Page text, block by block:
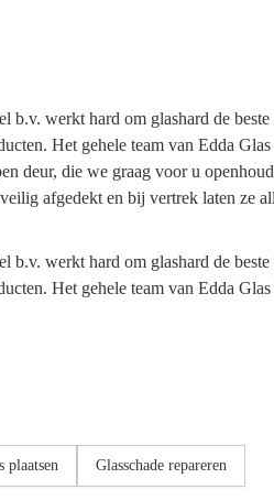
b.v. werkt hard om glashard de
Het gehele team van Edda
deur, die we graag voor u
afgedekt en bij vertrek laten ze
b.v. werkt hard om glashard de
Het gehele team van Edda
plaatsen Glasschade repareren